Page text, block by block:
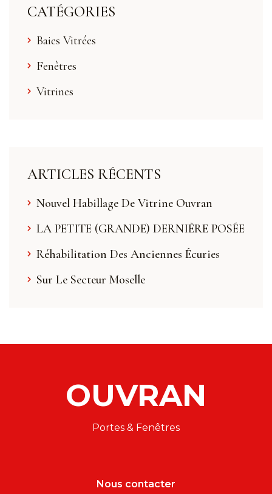
CATÉGORIES
Baies Vitrées
Fenêtres
Vitrines
ARTICLES RÉCENTS
Nouvel Habillage De Vitrine Ouvran
LA PETITE (GRANDE) DERNIÈRE POSÉE
Réhabilitation Des Anciennes Écuries
Sur Le Secteur Moselle
OUVRAN
Portes & Fenêtres
Nous contacter